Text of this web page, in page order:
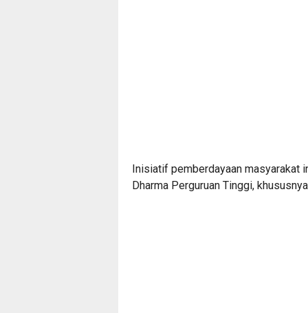
Inisiatif pemberdayaan masyarakat
Dharma Perguruan Tinggi,